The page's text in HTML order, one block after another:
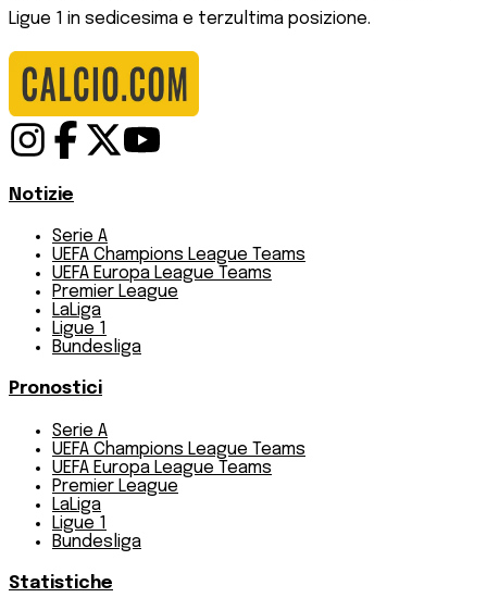
Ligue 1 in sedicesima e terzultima posizione.
Notizie
Serie A
UEFA Champions League Teams
UEFA Europa League Teams
Premier League
LaLiga
Ligue 1
Bundesliga
Pronostici
Serie A
UEFA Champions League Teams
UEFA Europa League Teams
Premier League
LaLiga
Ligue 1
Bundesliga
Statistiche